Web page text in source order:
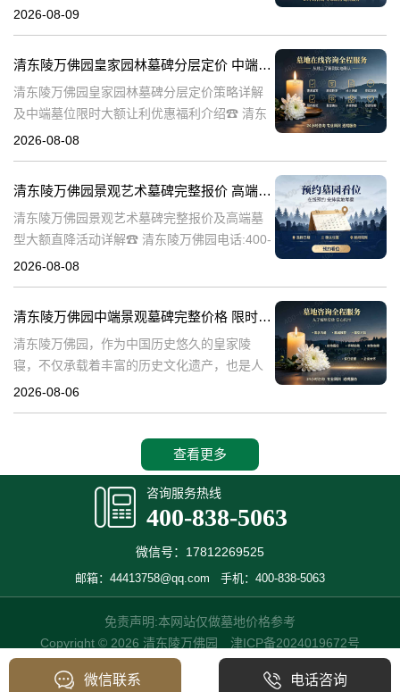
838-5063清东陵万佛园，作为中国著名的皇家
2026-08-09
清东陵万佛园皇家园林墓碑分层定价 中端墓位限时大额让利详解及优惠福利
清东陵万佛园皇家园林墓碑分层定价策略详解
及中端墓位限时大额让利优惠福利介绍☎ 清东
陵万佛园电话:400-838-5063清东陵万佛园，作
2026-08-08
清东陵万佛园景观艺术墓碑完整报价 高端墓型大额直降活动详解
清东陵万佛园景观艺术墓碑完整报价及高端墓
型大额直降活动详解☎ 清东陵万佛园电话:400-
838-5063清东陵万佛园，作为中国历史悠久的
2026-08-08
清东陵万佛园中端景观墓碑完整价格 限时减免多年管理费详解
清东陵万佛园，作为中国历史悠久的皇家陵
寝，不仅承载着丰富的历史文化遗产，也是人
们缅怀先人、寄托哀思的重要场所。近年来，
2026-08-06
查看更多
咨询服务热线
400-838-5063
微信号：17812269525
邮箱：44413758@qq.com 手机：400-838-5063
免责声明:本网站仅做墓地价格参考
Copyright © 2026 清东陵万佛园 津ICP备2024019672号
微信联系 电话咨询